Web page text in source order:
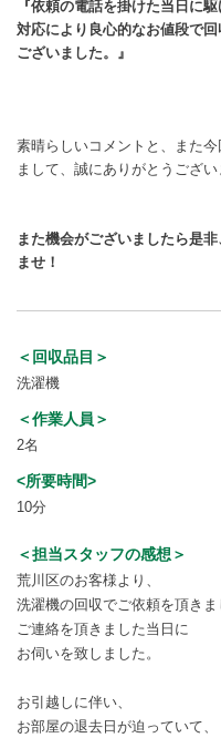
『依頼の電話を掛けた当日に
対応により良心的なお値段で
ございました。』
素晴らしいコメントと、また
まして、誠にありがとうござい
また機会がございましたら是
ませ！
＜回収品目＞
洗濯機
＜作業人員＞
2名
<所要時間>
10分
＜担当スタッフの感想＞
荒川区のお客様より、
洗濯機の回収でご依頼を頂きま
ご連絡を頂きました当日に
お伺いを致しました。
お引越しに伴い、
お部屋の退去日が迫っていて、